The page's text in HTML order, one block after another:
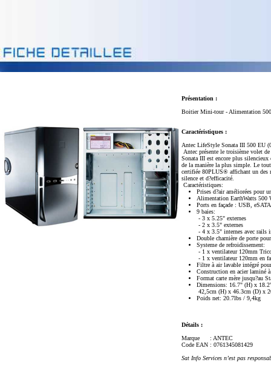
Présentation :
Boitier Mini-tour - Alimentation
Caractéristiques :
Antec LifeStyle Sonata III 500 EU
Antec présente le troisième volet
Sonata III est encore plus
de la manière la plus simple. Le
certifiée 80PLUS® affichant un des
silence et d?efficacité.
Caractéristiques:
Prises d?air améliorées pour
Alimentation EarthWatts 500
Ports en façade : USB,
9 baies:
- 3 x 5.25" externes
- 2 x 3.5" externes
- 4 x 3.5" internes avec rails
Double charnière de porte
Systeme de refroidissement:
- 1 x ventilateur 120mm
- 1 x ventilateur 120mm en
Filtre à air lavable intégré
Construction en acier laminé
Format carte mère jusqu?au
Dimensions: 16.7" (H) x
42,5cm (H) x 46.3cm (D) x
Poids net: 20.7lbs / 9,4kg
Détails :
Marque
: ANTEC
Code EAN : 0761345081429
Sat Info Services n’est pas